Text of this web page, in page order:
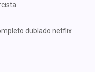
dublado netflix